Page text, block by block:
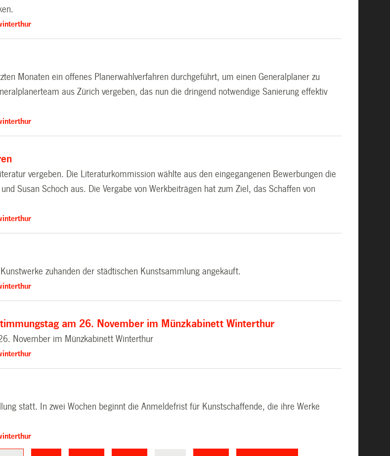
Monaten ein offenes Planerwahlverfahren durchgeführt, um einen Generalplaner zu
aus Zürich vergeben, das nun die dringend notwendige Sanierung effektiv
vergeben. Die Literaturkommission wählte aus den eingegangenen Bewerbungen die
Susan Schoch aus. Die Vergabe von Werkbeiträgen hat zum Ziel, das Schaffen von
zuhanden der städtischen Kunstsammlung angekauft.
am 26. November im Münzkabinett Winterthur
November im Münzkabinett Winterthur
statt. In zwei Wochen beginnt die Anmeldefrist für Kunstschaffende, die ihre Werke